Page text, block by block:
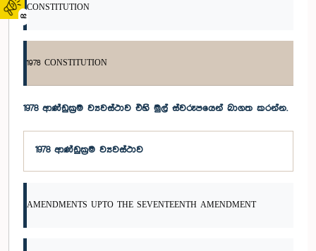
02
CONSTITUTION
1978 CONSTITUTION
1978 ආණ්ඩුක්‍රම ව්‍යවස්ථාව එහි මුල් ස්වරූපයෙන් බාගත කරන්න.
1978 ආණ්ඩුක්‍රම ව්‍යවස්ථාව
AMENDMENTS UPTO THE SEVENTEENTH AMENDMENT